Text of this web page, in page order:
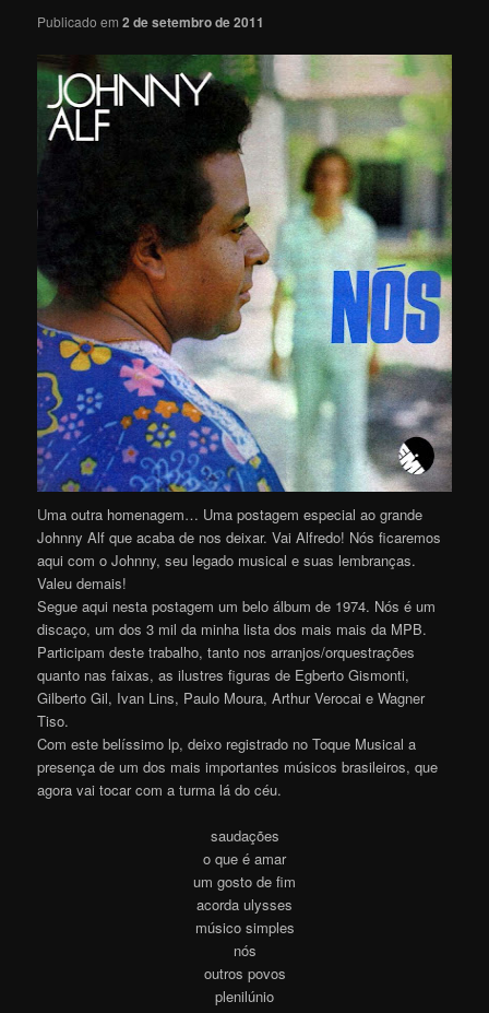
Publicado em2 de setembro de 2011
Uma outra homenagem… Uma postagem especial ao grande
Johnny Alf que acaba de nos deixar. Vai Alfredo! Nós ficaremos
aqui com o Johnny, seu legado musical e suas lembranças.
Valeu demais!
Segue aqui nesta postagem um belo álbum de 1974. Nós é um
discaço, um dos 3 mil da minha lista dos mais mais da MPB.
Participam deste trabalho, tanto nos arranjos/orquestrações
quanto nas faixas, as ilustres figuras de Egberto Gismonti,
Gilberto Gil, Ivan Lins, Paulo Moura, Arthur Verocai e Wagner
Tiso.
Com este belíssimo lp, deixo registrado no Toque Musical a
presença de um dos mais importantes músicos brasileiros, que
agora vai tocar com a turma lá do céu.
saudações
o que é amar
um gosto de fim
acorda ulysses
músico simples
nós
outros povos
plenilúnio